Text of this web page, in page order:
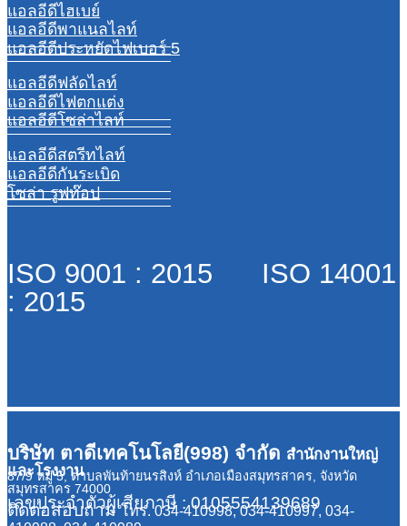
แอลอีดีไฮเบย์
แอลอีดีพาแนลไลท์
แอลอีดีประหยัดไฟเบอร์ 5
แอลอีดีฟลัดไลท์
แอลอีดีไฟตกแต่ง
แอลอีดีโซล่าไลท์
แอลอีดีสตรีทไลท์
แอลอีดีกันระเบิด
โซล่า รูฟท๊อป
ISO 9001 : 2015 ISO 14001
: 2015
บริษัท ตาดีเทคโนโลยี(998) จำกัด สำนักงานใหญ่
และโรงงาน
87/9 หมู่ 5, ตำบลพันท้ายนรสิงห์ อำเภอเมืองสมุทรสาคร, จังหวัด
สมุทรสาคร 74000
เลขประจำตัวผู้เสียภาษี : 0105554139689
ติดต่อสอบถามโทร. 034-410998, 034-410997, 034-